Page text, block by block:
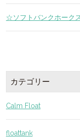
☆ソフトバンクホーク
カテゴリー
Calm Float
floattank